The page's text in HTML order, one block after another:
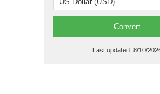
Convert
Last updated:8/10/
Pedro Cossa
Contabilista
acompanhar o status dos
satisfeito com o emprego que